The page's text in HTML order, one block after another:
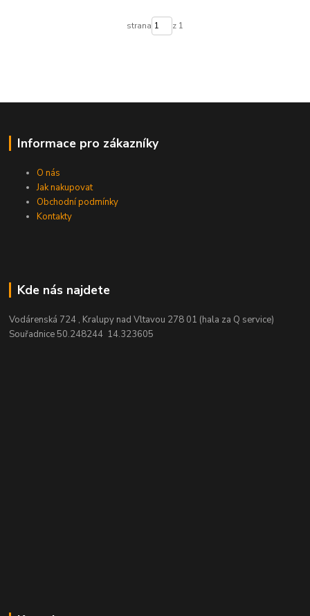
strana z 1
Informace pro zákazníky
O nás
Jak nakupovat
Obchodní podmínky
Kontakty
Kde nás najdete
Vodárenská 724 , Kralupy nad Vltavou 278 01 (hala za Q service)
Souřadnice 50.248244 14.323605